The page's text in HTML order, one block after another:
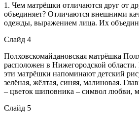
1. Чем матрёшки отличаются друг от
объединяет? Отличаются внешними
одежды, выражением лица. Их
Слайд 4
Полховскомайдановская матрёшка
расположен в Нижегородской области.
эти матрёшки напоминают детский
зелёная, жёлтая, синяя, малиновая.
– цветок шиповника – символ любви,
Слайд 5